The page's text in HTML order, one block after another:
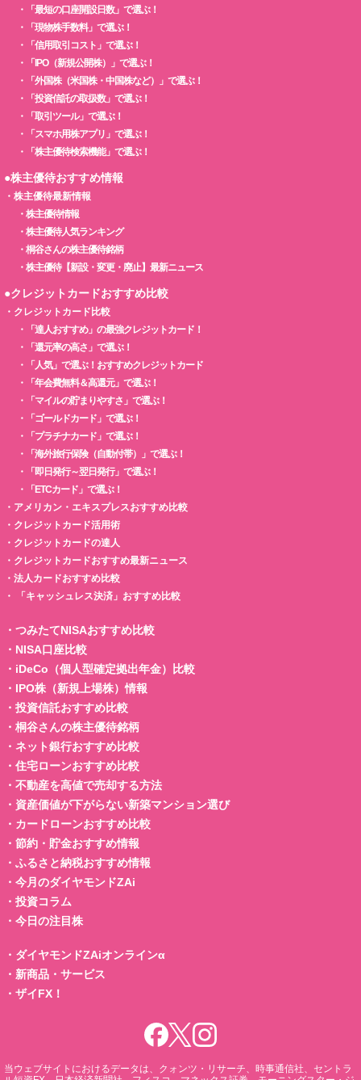
・
「最短の口座開設日数」で選ぶ！
・
「現物株手数料」で選ぶ！
・
「信用取引コスト」で選ぶ！
・
「IPO（新規公開株）」で選ぶ！
・
「外国株（米国株・中国株など）」で選ぶ！
・
「投資信託の取扱数」で選ぶ！
・
「取引ツール」で選ぶ！
・
「スマホ用株アプリ」で選ぶ！
・
「株主優待検索機能」で選ぶ！
●株主優待おすすめ情報
・ 株主優待最新情報
・ 株主優待情報
・ 株主優待人気ランキング
・ 桐谷さんの株主優待銘柄
・ 株主優待【新設・変更・廃止】最新ニュース
●クレジットカードおすすめ比較
・ クレジットカード比較
・
「達人おすすめ」の最強クレジットカード！
・
「還元率の高さ」で選ぶ！
・
「人気」で選ぶ！おすすめクレジットカード
・
「年会費無料＆高還元」で選ぶ！
・
「マイルの貯まりやすさ」で選ぶ！
・
「ゴールドカード」で選ぶ！
・
「プラチナカード」で選ぶ！
・
「海外旅行保険（自動付帯）」で選ぶ！
・
「即日発行～翌日発行」で選ぶ！
・
「ETCカード」で選ぶ！
・ アメリカン・エキスプレスおすすめ比較
・ クレジットカード活用術
・ クレジットカードの達人
・ クレジットカードおすすめ最新ニュース
・ 法人カードおすすめ比較
・
「キャッシュレス決済」おすすめ比較
・ つみたてNISAおすすめ比較
・ NISA口座比較
・ iDeCo（個人型確定拠出年金）比較
・ IPO株（新規上場株）情報
・ 投資信託おすすめ比較
・ 桐谷さんの株主優待銘柄
・ ネット銀行おすすめ比較
・ 住宅ローンおすすめ比較
・ 不動産を高値で売却する方法
・ 資産価値が下がらない新築マンション選び
・ カードローンおすすめ比較
・ 節約・貯金おすすめ情報
・ ふるさと納税おすすめ情報
・ 今月のダイヤモンドZAi
・ 投資コラム
・ 今日の注目株
・ ダイヤモンドZAiオンラインα
・ 新商品・サービス
・ ザイFX！
当ウェブサイトにおけるデータは、クォンツ・リサーチ、時事通信社、セントラ